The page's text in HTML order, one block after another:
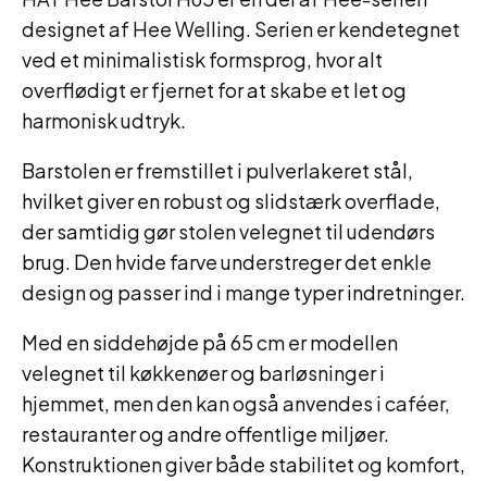
designet af Hee Welling. Serien er kendetegnet
ved et minimalistisk formsprog, hvor alt
overflødigt er fjernet for at skabe et let og
harmonisk udtryk.
Barstolen er fremstillet i pulverlakeret stål,
hvilket giver en robust og slidstærk overflade,
der samtidig gør stolen velegnet til udendørs
brug. Den hvide farve understreger det enkle
design og passer ind i mange typer indretninger.
Med en siddehøjde på 65 cm er modellen
velegnet til køkkenøer og barløsninger i
hjemmet, men den kan også anvendes i caféer,
restauranter og andre offentlige miljøer.
Konstruktionen giver både stabilitet og komfort,